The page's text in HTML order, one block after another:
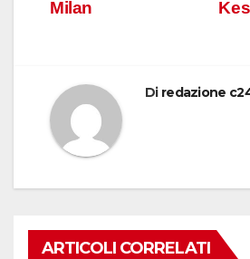
Milan
Di redazione
ARTICOLI CORRELATI
GENERAZIONI DI FENOMENI